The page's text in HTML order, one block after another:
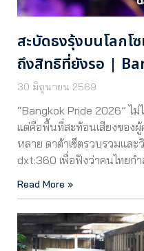
สะบัดธงรุ้งบนโลกโ
ถึงสิทธิที่ยังรอ |
30 มิถุนายน 2569
“Bangkok Pride 2026” ไ
แต่คือพื้นที่สะท้อนเสียงของ
หลาย ดาต้าเซ็ตรวบรวมและ
dxt:360 เพื่อฟังว่าคนไทยก
Read More »